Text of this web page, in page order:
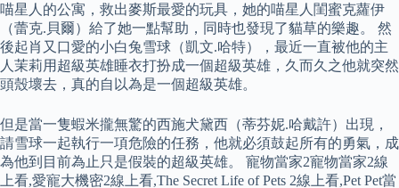
喵星人的公寓，救出麥斯最愛的玩具，她的喵星人閨蜜克蘿伊
（蕾克.貝爾）給了她一點幫助，同時也發現了貓草的樂趣。 然
後起肖又口愛的小白兔雪球（凱文.哈特），最近一直被他的主
人茉莉用超級英雄睡衣打扮成一個超級英雄，久而久之他就突然
頭殼壞去，真的自以為是一個超級英雄。
但是當一隻蝦米攏無驚的西施犬黛西（蒂芬妮.哈戴許）出現，
請雪球一起執行一項危險的任務，他就必須鼓起所有的勇氣，成
為他到目前為止只是假裝的超級英雄。 寵物當家2寵物當家2線
上看,愛寵大機密2線上看,The Secret Life of Pets 2線上看,​Pet Pet當